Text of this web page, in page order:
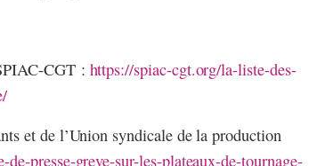
CGT : https://spiac-cgt.org/la-liste-des-
et de l’Union syndicale de la production
presse-greve-sur-les-plateaux-de-tournage-